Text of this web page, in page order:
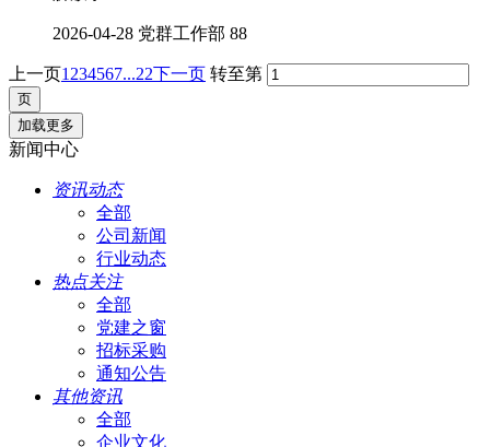
2026-04-28 党群工作部 88
上一页1 234567...22下一页 转至第
加载更多
新闻中心
资讯动态
全部
公司新闻
行业动态
热点关注
全部
党建之窗
招标采购
通知公告
其他资讯
全部
企业文化